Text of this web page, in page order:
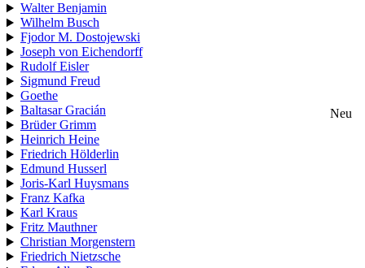
Walter Benjamin
Wilhelm Busch
Fjodor M. Dostojewski
Joseph von Eichendorff
Rudolf Eisler
Sigmund Freud
Goethe
Baltasar Gracián
Neu
Brüder Grimm
Heinrich Heine
Friedrich Hölderlin
Edmund Husserl
Joris-Karl Huysmans
Franz Kafka
Karl Kraus
Fritz Mauthner
Christian Morgenstern
Friedrich Nietzsche